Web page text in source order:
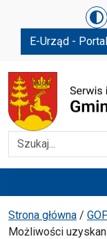
Urząd
Skip menu
E-Urząd -
Szukaj
Ścieżka
Strona główna /
Możliwości